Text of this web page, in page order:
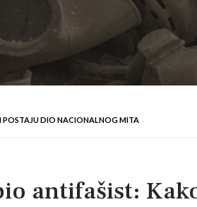
POSTAJU DIO NACIONALNOG MITA
antifašist: